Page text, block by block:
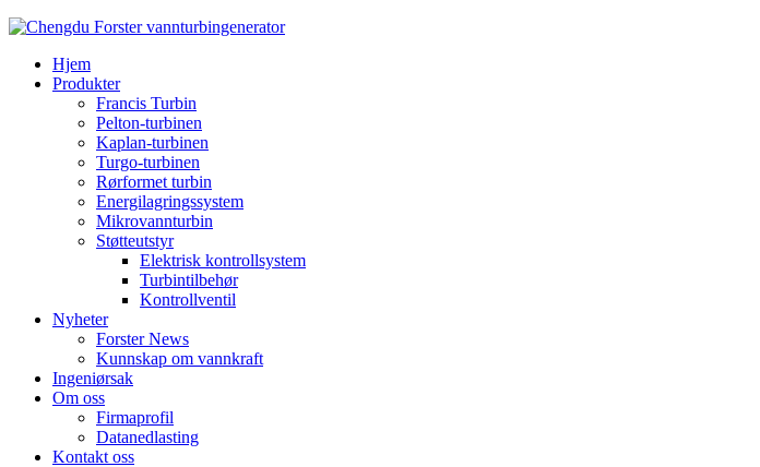
Hjem
Produkter
Francis Turbin
Pelton-turbinen
Kaplan-turbinen
Turgo-turbinen
Rørformet turbin
Energilagringssystem
Mikrovannturbin
Støtteutstyr
Elektrisk kontrollsystem
Turbintilbehør
Kontrollventil
Nyheter
Forster News
Kunnskap om vannkraft
Ingeniørsak
Om oss
Firmaprofil
Datanedlasting
Kontakt oss